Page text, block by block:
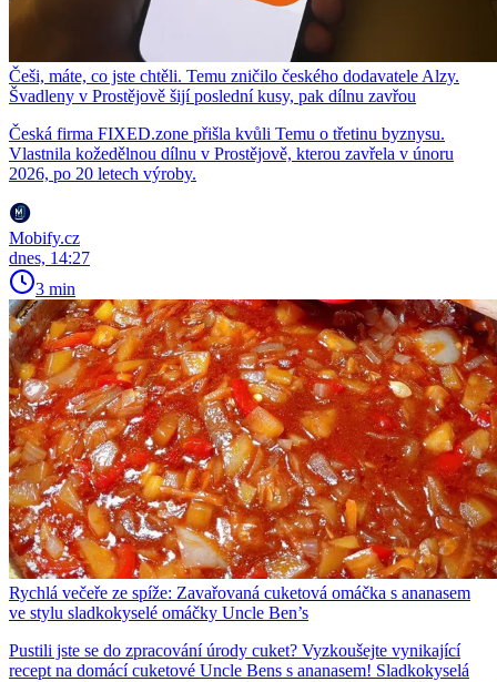
Češi, máte, co jste chtěli. Temu zničilo českého dodavatele Alzy.
Švadleny v Prostějově šijí poslední kusy, pak dílnu zavřou
Česká firma FIXED.zone přišla kvůli Temu o třetinu byznysu.
Vlastnila kožedělnou dílnu v Prostějově, kterou zavřela v únoru
2026, po 20 letech výroby.
Mobify.cz
dnes, 14:27
3 min
Rychlá večeře ze spíže: Zavařovaná cuketová omáčka s ananasem
ve stylu sladkokyselé omáčky Uncle Ben’s
Pustili jste se do zpracování úrody cuket? Vyzkoušejte vynikající
recept na domácí cuketové Uncle Bens s ananasem! Sladkokyselá